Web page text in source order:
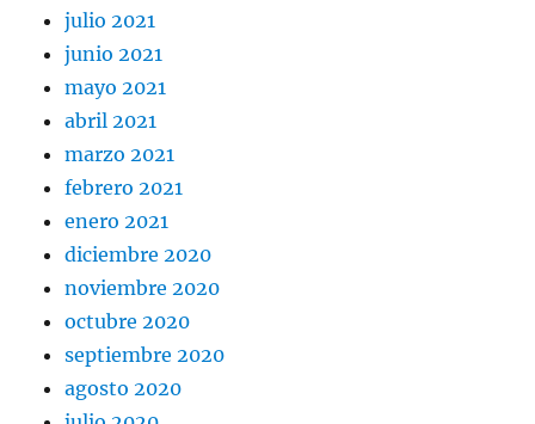
julio 2021
junio 2021
mayo 2021
abril 2021
marzo 2021
febrero 2021
enero 2021
diciembre 2020
noviembre 2020
octubre 2020
septiembre 2020
agosto 2020